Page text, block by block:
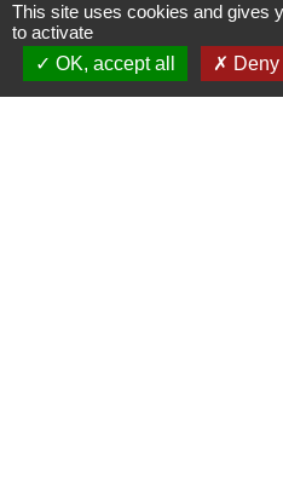
Commune de Saint-
3 bis rue
This site uses cookies and gives
to activate
OK, accept all